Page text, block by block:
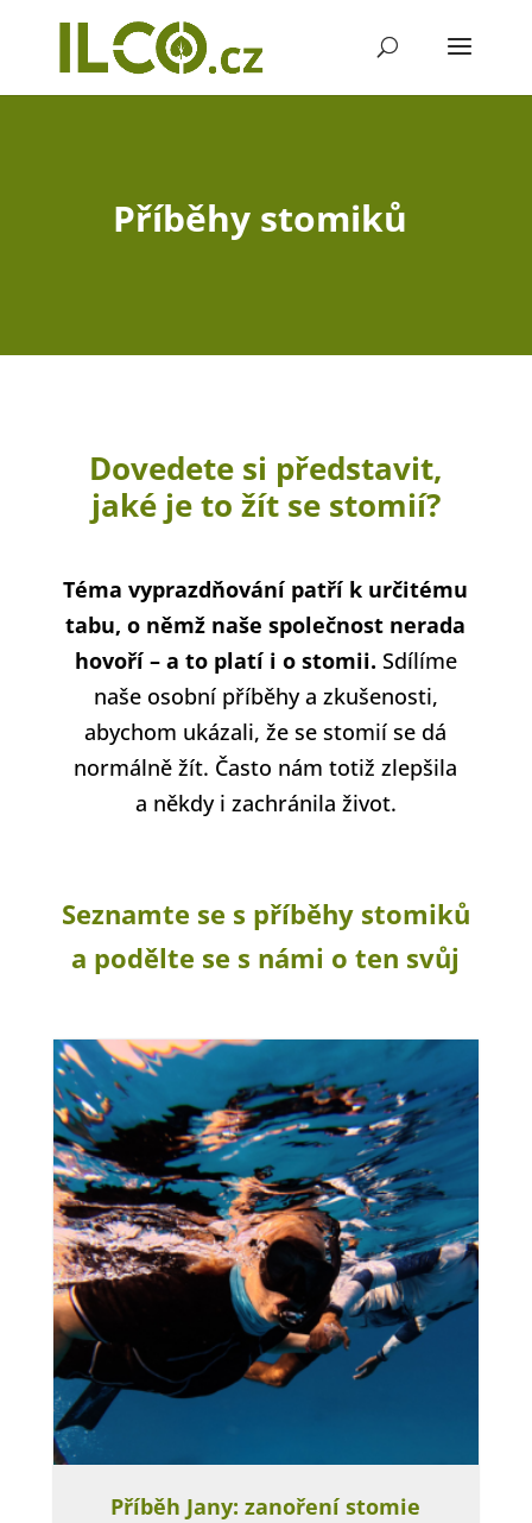
Příběhy stomiků
Dovedete si představit,
jaké je to žít se stomií?
Téma vyprazdňování patří k určitému
tabu, o němž naše společnost nerada
hovoří – a to platí i o stomii. Sdílíme
naše osobní příběhy a zkušenosti,
abychom ukázali, že se stomií se dá
normálně žít. Často nám totiž zlepšila
a někdy i zachránila život.
Seznamte se s příběhy stomiků
a podělte se s námi o ten svůj
Příběh Jany: zanoření stomie